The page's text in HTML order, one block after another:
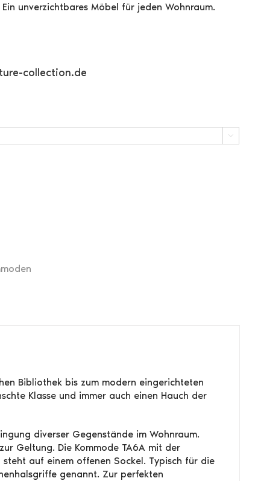
unverzichtbares Möbel für jeden Wohnraum.
collection.de

Bibliothek bis zum modern eingerichteten
Klasse und immer auch einen Hauch der
diverser Gegenstände im Wohnraum.
Geltung. Die Kommode TA6A mit der
auf einem offenen Sockel. Typisch für die
genannt. Zur perfekten